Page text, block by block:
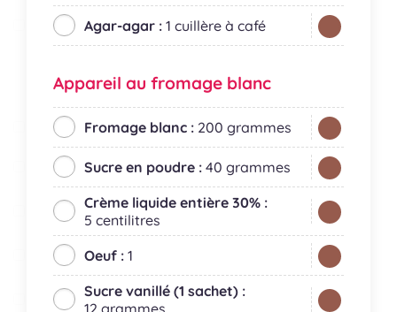
Agar-agar : 1 cuillère à café
Appareil au fromage blanc
Fromage blanc : 200 grammes
Sucre en poudre : 40 grammes
Crème liquide entière 30% :
5 centilitres
Oeuf : 1
Sucre vanillé (1 sachet) :
12 grammes